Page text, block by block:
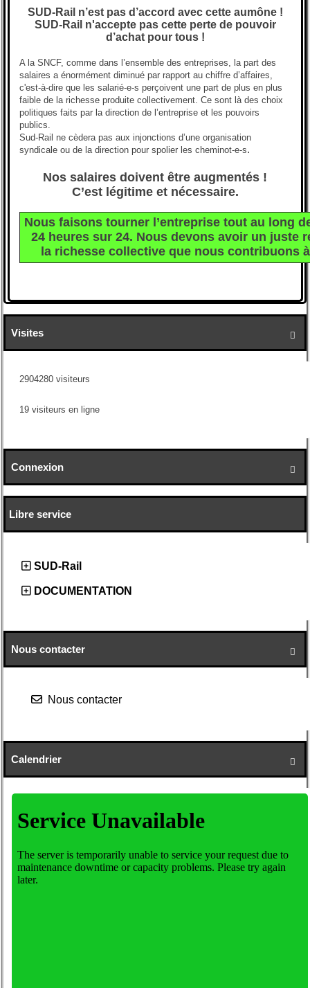

Visites
2904280 visiteurs
19 visiteurs en ligne

Connexion
Libre service
SUD-Rail
DOCUMENTATION

Nous contacter
Nous contacter

Calendrier
SUD-Rail n’est pas d’accord avec cette aumône !
SUD-Rail n'accepte pas cette perte de pouvoir
d’achat pour tous !
A la SNCF, comme dans l’ensemble des entreprises, la part des
salaires a énormément diminué par rapport au chiffre d’affaires,
c'est-à-dire que les salarié-e-s perçoivent une part de plus en plus
faible de la richesse produite collectivement. Ce sont là des choix
politiques faits par la direction de l’entreprise et les pouvoirs
publics.
Sud-Rail ne cèdera pas aux injonctions d’une organisation
syndicale ou de la direction pour spolier les cheminot-e-s.
Nos salaires doivent être augmentés !
C’est légitime et nécessaire.
Nous faisons tourner l’entreprise tout au long
24 heures sur 24. Nous devons avoir un juste
la richesse collective que nous contribuons